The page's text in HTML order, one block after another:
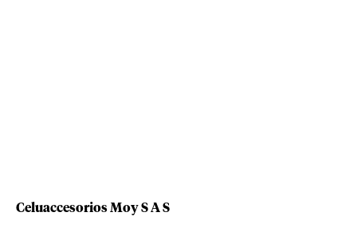
Celuaccesorios Moy S A S